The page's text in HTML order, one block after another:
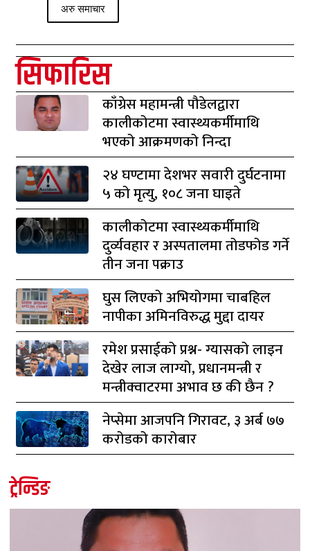
अरु समाचार
सिफारिस
काँग्रेस महामन्त्री पौडेलद्वारा
कालीकोटमा स्वास्थ्यकर्मीमाथि
भएको आक्रमणको निन्दा
२४ घण्टामा देशभर सवारी दुर्घटनामा
५ को मृत्यु, १०८ जना घाइते
कालीकोटमा स्वास्थ्यकर्मीमाथि
दुर्व्यवहार र अस्पतालमा तोडफोड गर्ने
तीन जना पक्राउ
घुस लिएको अभियोगमा चाबहिल
नापीका अमिनविरुद्ध मुद्दा दायर
रमेश प्रसाईको प्रश्न- ग्यासको लाइन
देखेर लाज लाग्यो, प्रधानमन्त्री र
मन्त्रीक्वाटरमा अभाव छ की छैन ?
नेप्सेमा आजपनि गिरावट, ३ अर्ब ७७
करोडको कारोबार
ट्रेन्डिङ